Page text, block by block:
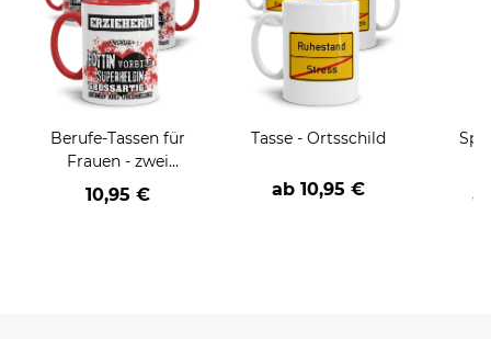
Berufe-Tassen für
Frauen - zwei
Farbvarianten
10,95 €
Tasse - Ortsschild
ab 10,95 €